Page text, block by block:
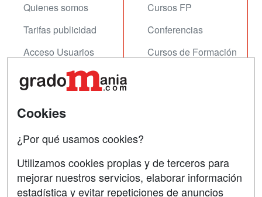
Quienes somos
Tarifas publicidad
Acceso Usuarios
Acceso Centros
Cursos FP
Conferencias
Cursos de Formación
Contactar
Copyleft
Cookies
¿Por qué usamos cookies?
Utilizamos cookies propias y de terceros para
mejorar nuestros servicios, elaborar información
estadística y evitar repeticiones de anuncios